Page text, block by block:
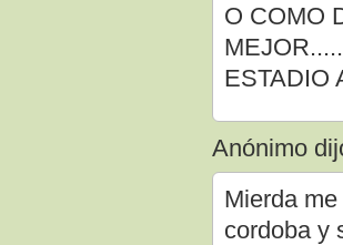
O COMO
ESTADIO
Anónimo
Mierda
cordoba y